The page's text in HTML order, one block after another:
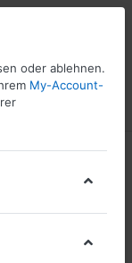
1 5
oder ablehnen.
My-Account-